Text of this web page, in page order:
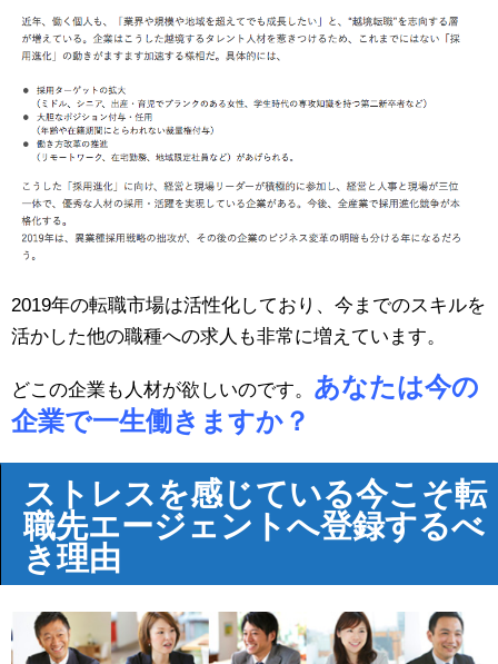
2019年の転職市場は活性化しており、今までのスキルを
活かした他の職種への求人も非常に増えています。
どこの企業も人材が欲しいのです。 あなたは今の
企業で一生働きますか？
ストレスを感じている今こそ転
職先エージェントへ登録するべ
き理由